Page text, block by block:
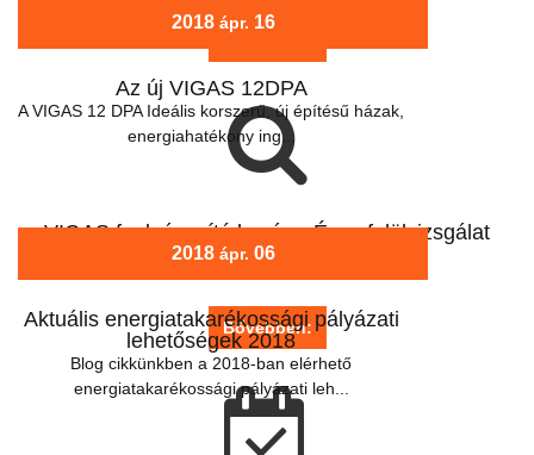
VIGAS faelgázosító kazán - Éves felülvizsgálat
Végeztesse éves felülvizsgálatát velünk!
Bővebben:
2018 ápr. 16
Az új VIGAS 12DPA
A VIGAS 12 DPA Ideális korszerű, új építésű házak,
energiahatékony ing...
2018 ápr. 06
Aktuális energiatakarékossági pályázati
lehetőségek 2018
Blog cikkünkben a 2018-ban elérhető
energiatakarékossági pályázati leh...